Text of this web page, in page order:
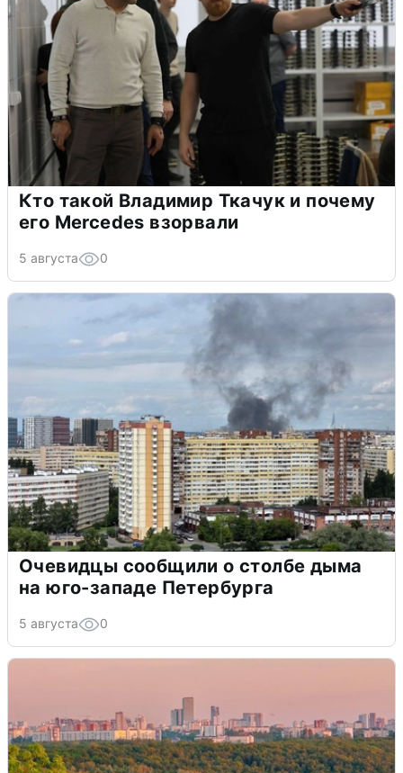
Кто такой Владимир Ткачук и почему
его Mercedes взорвали
5 августа 0
Очевидцы сообщили о столбе дыма
на юго-западе Петербурга
5 августа 0